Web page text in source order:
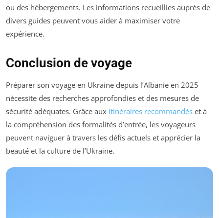
ou des hébergements. Les informations recueillies auprès de
divers guides peuvent vous aider à maximiser votre
expérience.
Conclusion de voyage
Préparer son voyage en Ukraine depuis l’Albanie en 2025
nécessite des recherches approfondies et des mesures de
sécurité adéquates. Grâce aux itinéraires recommandés et à
la compréhension des formalités d’entrée, les voyageurs
peuvent naviguer à travers les défis actuels et apprécier la
beauté et la culture de l’Ukraine.